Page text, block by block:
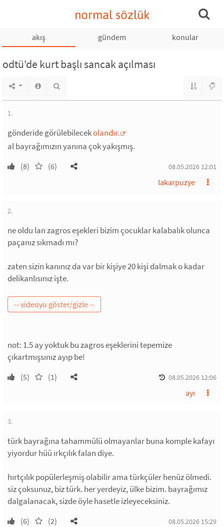
normal sözlük
akış gündem konular
odtü'de kurt başlı sancak açılması
1.
gönderide görülebilecekolandır.
al bayrağımızın yanına çok yakışmış.
(8) (6) 08.05.2026 12:01
lakarpuzye
2.
ne oldu lan zagros eşekleri bizim çocuklar kalabalık olunca
paçanız sıkmadı mı?
zaten sizin kanınız da var bir kişiye 20 kişi dalmak o kadar
delikanlısınız işte.
not: 1.5 ay yoktuk bu zagros eşeklerini tepemize
çıkartmışsınız ayıp be!
(5) (1) 08.05.2026 12:06
ayı
3.
türk bayrağına tahammülü olmayanlar buna komple kafayı
yiyordur hüü ırkçılık falan diye.
hırtçılık popülerleşmiş olabilir ama türkçüler henüz ölmedi.
siz çoksunuz, biz türk. her yerdeyiz, ülke bizim. bayrağımız
dalgalanacak, sizde öyle hasetle izleyeceksiniz.
(6) (2) 08.05.2026 15:29